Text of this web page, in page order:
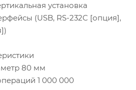
установка
(USB, RS-232C [опция],
80 мм
1 000 000